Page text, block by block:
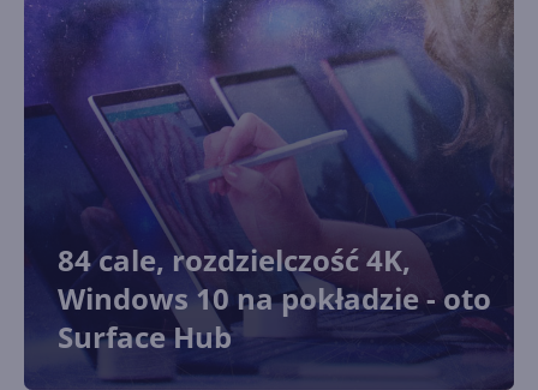
84 cale, rozdzielczość 4K,
Windows 10 na pokładzie - oto
Surface Hub